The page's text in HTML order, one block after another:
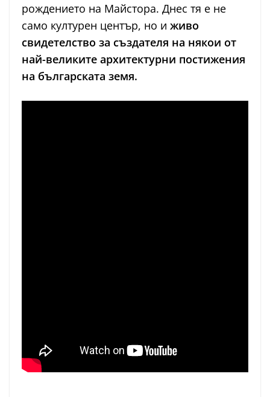
рождението на Майстора. Днес тя е не
само културен център, но и живо
свидетелство за създателя на някои от
най-великите архитектурни постижения
на българската земя.